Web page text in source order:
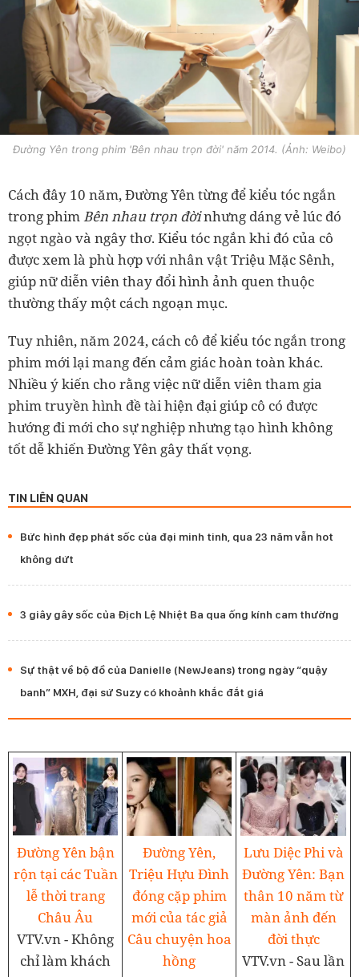
Đường Yên trong phim 'Bên nhau trọn đời' năm 2014. (Ảnh: Weibo)
Cách đây 10 năm, Đường Yên từng để kiểu tóc ngắn
trong phimBên nhau trọn đờinhưng dáng vẻ lúc đó
ngọt ngào và ngây thơ. Kiểu tóc ngắn khi đó của cô
được xem là phù hợp với nhân vật Triệu Mặc Sênh,
giúp nữ diễn viên thay đổi hình ảnh quen thuộc
thường thấy một cách ngoạn mục.
Tuy nhiên, năm 2024, cách cô để kiểu tóc ngắn trong
phim mới lại mang đến cảm giác hoàn toàn khác.
Nhiều ý kiến cho rằng việc nữ diễn viên tham gia
phim truyền hình đề tài hiện đại giúp cô có được
hướng đi mới cho sự nghiệp nhưng tạo hình không
tốt dễ khiến Đường Yên gây thất vọng.
TIN LIÊN QUAN
Bức hình đẹp phát sốc của đại minh tinh, qua 23 năm vẫn hot
không dứt
3 giây gây sốc của Địch Lệ Nhiệt Ba qua ống kính cam thường
Sự thật về bộ đồ của Danielle (NewJeans) trong ngày “quậy
banh” MXH, đại sứ Suzy có khoảnh khắc đắt giá
Đường Yên bận
rộn tại các Tuần
lễ thời trang
Châu Âu
VTV.vn - Không
chỉ làm khách
Đường Yên,
Triệu Hựu Đình
đóng cặp phim
mới của tác giả
Câu chuyện hoa
hồng
Lưu Diệc Phi và
Đường Yên: Bạn
thân 10 năm từ
màn ảnh đến
đời thực
VTV.vn - Sau lần